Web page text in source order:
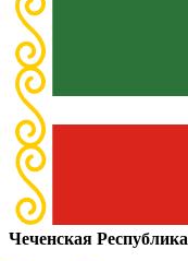
Чеченская Республика